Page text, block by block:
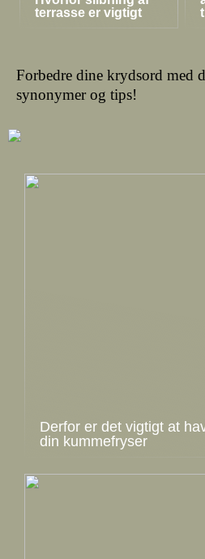
terrasse er vigtigt
Forbedre dine krydsord med
synonymer og tips!
Derfor er det vigtigt at
din kummefryser